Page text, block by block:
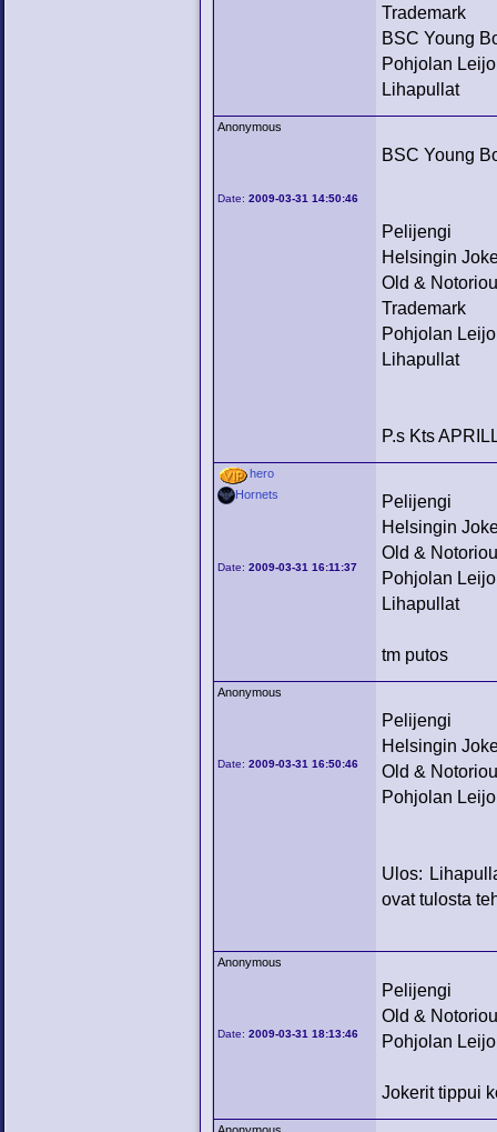
Trademark
BSC Young
Pohjolan
Lihapullat
Anonymous
Date:2009-03-31 14:50:46
BSC Young
Pelijengi
Helsingin
Old &
Trademark
Pohjolan
Lihapullat
P.s Kts
hero
Hornets
Date:2009-03-31 16:11:37
Pelijengi
Helsingin
Old &
Pohjolan
Lihapullat
tm putos
Anonymous
Date:2009-03-31 16:50:46
Pelijengi
Helsingin
Old &
Pohjolan
Ulos:
ovat tulosta
Anonymous
Date:2009-03-31 18:13:46
Pelijengi
Old &
Pohjolan
Jokerit tippui